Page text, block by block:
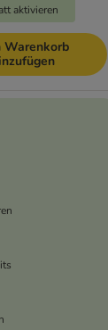
aktivieren
Warenkorb